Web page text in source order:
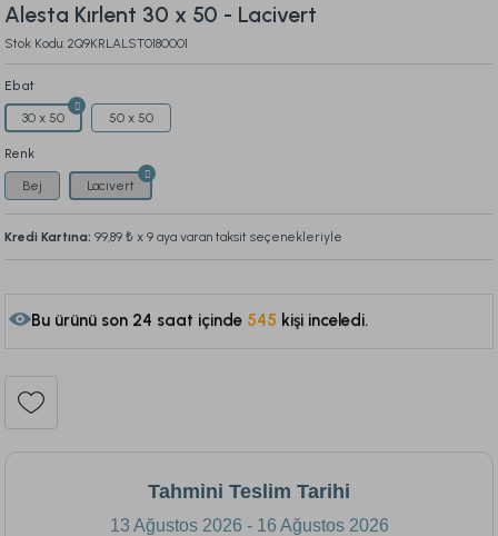
Alesta Kırlent 30 x 50 - Lacivert
Stok Kodu: 2Q9KRLALST0180001
Ebat
30 x 50 50 x 50
Renk
Bej Lacivert
Kredi Kartına: 99,89 ₺ x 9 aya varan taksit seçenekleriyle
Tahmini Teslim Tarihi
13 Ağustos 2026 - 16 Ağustos 2026